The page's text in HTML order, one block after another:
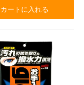
カートに入れる